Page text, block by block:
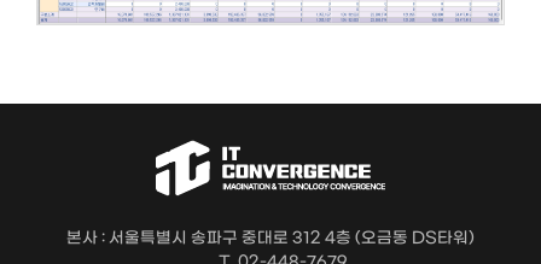
본사 : 서울특별시 송파구 중대로 312 4층 (오금동 DS타워)